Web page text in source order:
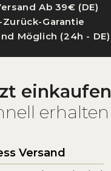
Ab 39€ (DE)
Zurück-Garantie
Möglich (24h - DE)
einkaufen
erhalten
Versand